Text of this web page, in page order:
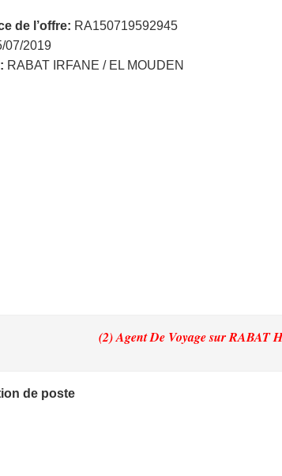
de l’offre: RA150719592945
07/2019
RABAT IRFANE / EL MOUDEN
(2) Agent De Voyagesur RABAT
de poste